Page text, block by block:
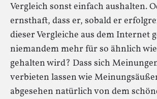
Vergleich sonst einfach aushalten.
ernsthaft, dass er, sobald er
dieser Vergleiche aus dem Internet
niemandem mehr für so ähnlich
gehalten wird? Dass sich
verbieten lassen wie
abgesehen natürlich von dem